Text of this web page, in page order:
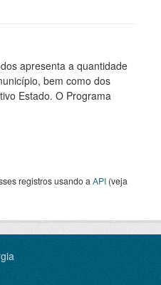
apresenta a quantidade
bem como dos
Estado. O Programa
registros usando a API (veja